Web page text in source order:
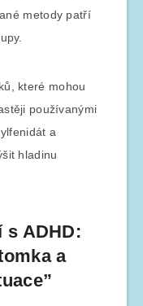
metody patří
které mohou
používanými
a
hladinu
s ADHD:
a